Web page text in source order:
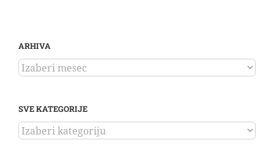
ARHIVA
ARHIVA
SVE KATEGORIJE
SVE
KATEGORIJE